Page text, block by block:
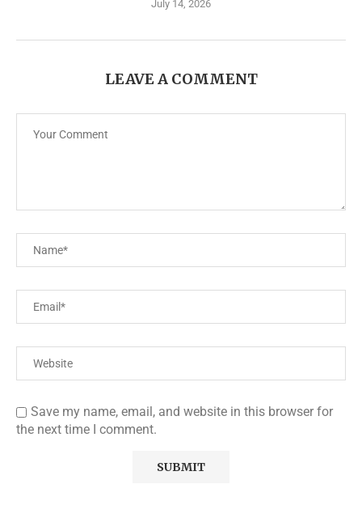
July 14, 2026
LEAVE A COMMENT
Save my name, email, and website in this browser for
the next time I comment.